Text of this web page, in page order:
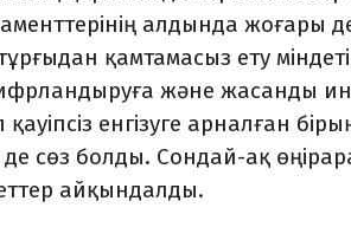
алдында жо­ғары
қамтама­сыз ету
және жасанды
енгізуге арнал­ған
сөз болды. Сондай-ақ
айқындалды.